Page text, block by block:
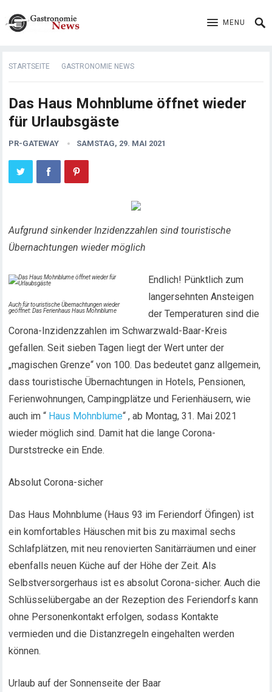
MENU
STARTSEITE GASTRONOMIE NEWS
Das Haus Mohnblume öffnet wieder
für Urlaubsgäste
PR-GATEWAY SAMSTAG, 29. MAI 2021
Aufgrund sinkender Inzidenzzahlen sind touristische
Übernachtungen wieder möglich
Auch für touristische Übernachtungen wieder
geöffnet: Das Ferienhaus Haus Mohnblume
Endlich! Pünktlich zum
langersehnten Ansteigen
der Temperaturen sind die
Corona-Inzidenzzahlen im Schwarzwald-Baar-Kreis
gefallen. Seit sieben Tagen liegt der Wert unter der
„magischen Grenze“ von 100. Das bedeutet ganz allgemein,
dass touristische Übernachtungen in Hotels, Pensionen,
Ferienwohnungen, Campingplätze und Ferienhäusern, wie
auch im “ Haus Mohnblume“ , ab Montag, 31. Mai 2021
wieder möglich sind. Damit hat die lange Corona-
Durststrecke ein Ende.
Absolut Corona-sicher
Das Haus Mohnblume (Haus 93 im Feriendorf Öfingen) ist
ein komfortables Häuschen mit bis zu maximal sechs
Schlafplätzen, mit neu renovierten Sanitärräumen und einer
ebenfalls neuen Küche auf der Höhe der Zeit. Als
Selbstversorgerhaus ist es absolut Corona-sicher. Auch die
Schlüsselübergabe an der Rezeption des Feriendorfs kann
ohne Personenkontakt erfolgen, sodass Kontakte
vermieden und die Distanzregeln eingehalten werden
können.
Urlaub auf der Sonnenseite der Baar